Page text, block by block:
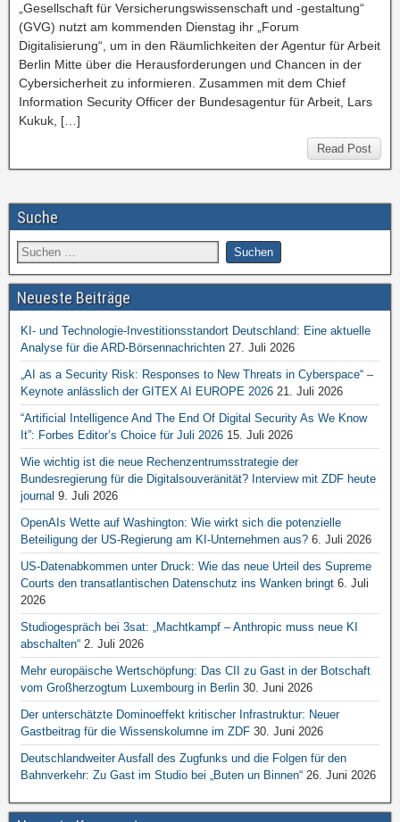
„Gesellschaft für Versicherungswissenschaft und -gestaltung“
(GVG) nutzt am kommenden Dienstag ihr „Forum
Digitalisierung“, um in den Räumlichkeiten der Agentur für Arbeit
Berlin Mitte über die Herausforderungen und Chancen in der
Cybersicherheit zu informieren. Zusammen mit dem Chief
Information Security Officer der Bundesagentur für Arbeit, Lars
Kukuk, […]
Read Post
Suche
Neueste Beiträge
KI- und Technologie-Investitionsstandort Deutschland: Eine aktuelle
Analyse für die ARD-Börsennachrichten 27. Juli 2026
„AI as a Security Risk: Responses to New Threats in Cyberspace“ –
Keynote anlässlich der GITEX AI EUROPE 2026 21. Juli 2026
“Artificial Intelligence And The End Of Digital Security As We Know
It”: Forbes Editor’s Choice für Juli 2026 15. Juli 2026
Wie wichtig ist die neue Rechenzentrumsstrategie der
Bundesregierung für die Digitalsouveränität? Interview mit ZDF heute
journal 9. Juli 2026
OpenAIs Wette auf Washington: Wie wirkt sich die potenzielle
Beteiligung der US-Regierung am KI-Unternehmen aus? 6. Juli 2026
US-Datenabkommen unter Druck: Wie das neue Urteil des Supreme
Courts den transatlantischen Datenschutz ins Wanken bringt 6. Juli
2026
Studiogespräch bei 3sat: „Machtkampf – Anthropic muss neue KI
abschalten“ 2. Juli 2026
Mehr europäische Wertschöpfung: Das CII zu Gast in der Botschaft
vom Großherzogtum Luxembourg in Berlin 30. Juni 2026
Der unterschätzte Dominoeffekt kritischer Infrastruktur: Neuer
Gastbeitrag für die Wissenskolumne im ZDF 30. Juni 2026
Deutschlandweiter Ausfall des Zugfunks und die Folgen für den
Bahnverkehr: Zu Gast im Studio bei „Buten un Binnen“ 26. Juni 2026